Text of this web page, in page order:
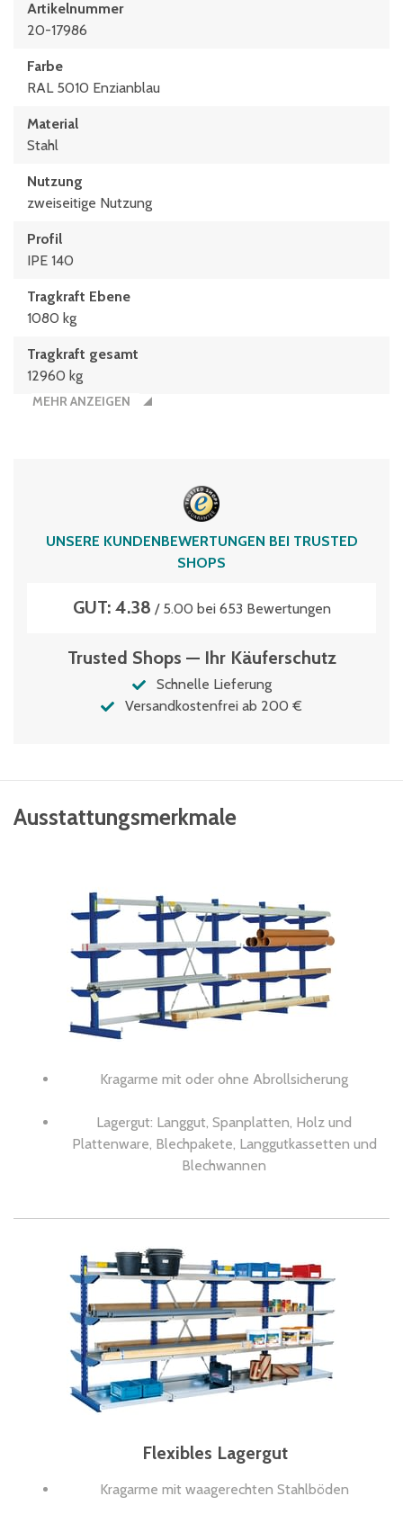
Artikelnummer
20-17986
Farbe
RAL 5010 Enzianblau
Material
Stahl
Nutzung
zweiseitige Nutzung
Profil
IPE 140
Tragkraft Ebene
1080 kg
Tragkraft gesamt
12960 kg
MEHR ANZEIGEN
UNSERE KUNDENBEWERTUNGEN BEI TRUSTED
SHOPS
GUT: 4.38 / 5.00 bei 653 Bewertungen
Trusted Shops — Ihr Käuferschutz
Schnelle Lieferung
Versandkostenfrei ab 200 €
Ausstattungsmerkmale
Kragarme mit oder ohne Abrollsicherung
Lagergut: Langgut, Spanplatten, Holz und
Plattenware, Blechpakete, Langgutkassetten und
Blechwannen
Flexibles Lagergut
Kragarme mit waagerechten Stahlböden